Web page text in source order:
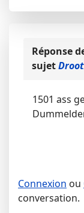
Réponse
sujet
1501 ass
Connexion ou
conversation.